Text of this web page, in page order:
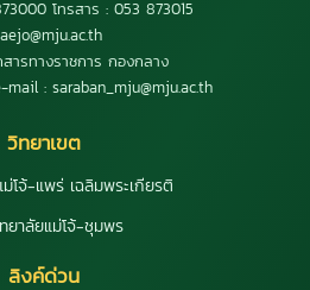
โทรสาร : 053 873015
ารทางราชการ กองกลาง
mail : saraban_mju@mju.ac.th
วิทยาเขต
โจ้-แพร่ เฉลิมพระเกียรติ
ยาลัยแม่โจ้-ชุมพร
ลิงค์ด่วน